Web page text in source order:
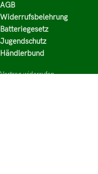
AGB
Widerrufsbelehrung
Batteriegesetz
Jugendschutz
Händlerbund
Vertrag widerrufen